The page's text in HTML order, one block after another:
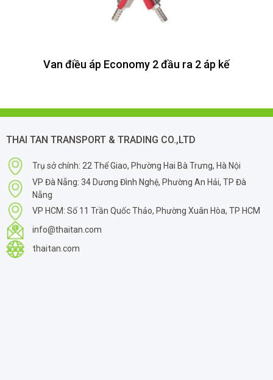
Van điều áp Economy 2 đầu ra 2 áp kế
THAI TAN TRANSPORT & TRADING CO.,LTD
Trụ sở chính: 22 Thể Giao, Phường Hai Bà Trưng, Hà Nội
VP Đà Nẵng: 34 Dương Đình Nghệ, Phường An Hải, TP Đà
Nẵng
VP HCM: Số 11 Trần Quốc Thảo, Phường Xuân Hòa, TP HCM
info@thaitan.com
thaitan.com